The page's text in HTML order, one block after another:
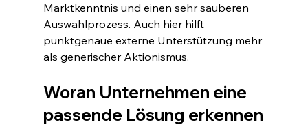
Marktkenntnis und einen sehr sauberen
Auswahlprozess. Auch hier hilft
punktgenaue externe Unterstützung mehr
als generischer Aktionismus.
Woran Unternehmen eine
passende Lösung erkennen